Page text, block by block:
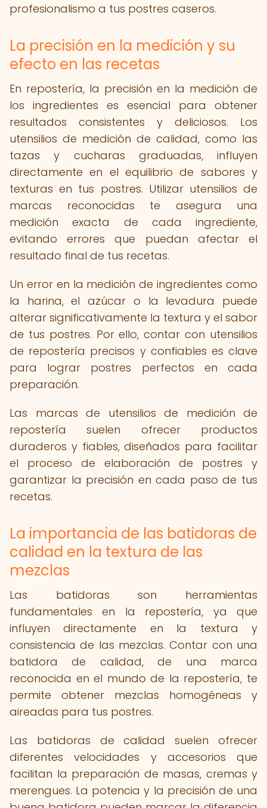
profesionalismo a tus postres caseros.
La precisión en la medición y su
efecto en las recetas
En repostería, la precisión en la medición de
los ingredientes es esencial para obtener
resultados consistentes y deliciosos. Los
utensilios de medición de calidad, como las
tazas y cucharas graduadas, influyen
directamente en el equilibrio de sabores y
texturas en tus postres. Utilizar utensilios de
marcas reconocidas te asegura una
medición exacta de cada ingrediente,
evitando errores que puedan afectar el
resultado final de tus recetas.
Un error en la medición de ingredientes como
la harina, el azúcar o la levadura puede
alterar significativamente la textura y el sabor
de tus postres. Por ello, contar con utensilios
de repostería precisos y confiables es clave
para lograr postres perfectos en cada
preparación.
Las marcas de utensilios de medición de
repostería suelen ofrecer productos
duraderos y fiables, diseñados para facilitar
el proceso de elaboración de postres y
garantizar la precisión en cada paso de tus
recetas.
La importancia de las batidoras de
calidad en la textura de las
mezclas
Las batidoras son herramientas
fundamentales en la repostería, ya que
influyen directamente en la textura y
consistencia de las mezclas. Contar con una
batidora de calidad, de una marca
reconocida en el mundo de la repostería, te
permite obtener mezclas homogéneas y
aireadas para tus postres.
Las batidoras de calidad suelen ofrecer
diferentes velocidades y accesorios que
facilitan la preparación de masas, cremas y
merengues. La potencia y la precisión de una